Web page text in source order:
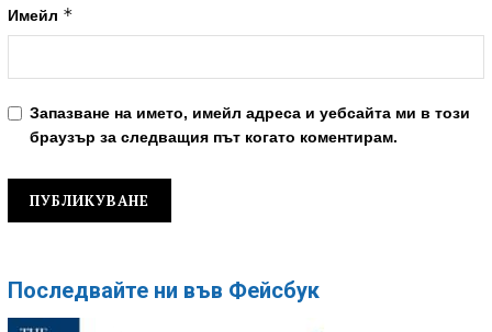
Имейл *
Запазване на името, имейл адреса и уебсайта ми в този
браузър за следващия път когато коментирам.
Последвайте ни във Фейсбук